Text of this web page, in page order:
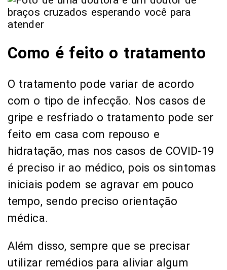
Como é feito o tratamento
O tratamento pode variar de acordo
com o tipo de infecção. Nos casos de
gripe e resfriado o tratamento pode ser
feito em casa com repouso e
hidratação, mas nos casos de COVID-19
é preciso ir ao médico, pois os sintomas
iniciais podem se agravar em pouco
tempo, sendo preciso orientação
médica.
Além disso, sempre que se precisar
utilizar remédios para aliviar algum